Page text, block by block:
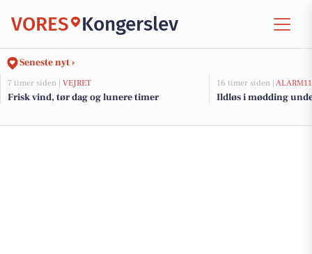
VORES Kongerslev
Seneste nyt ›
7 timer siden | VEJRET
Frisk vind, tør dag og lunere timer
16 timer siden |
Ildløs i mødding